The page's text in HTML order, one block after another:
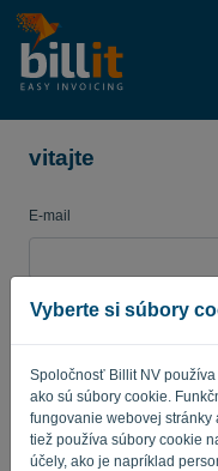
Vyberte si súbory
Spoločnosť Billit NV
ako sú súbory cookie.
fungovanie webovej
tiež používa súbory cookie
účely, ako je napríklad
vitajte
E-mail
Heslo
Pripomínajte mi